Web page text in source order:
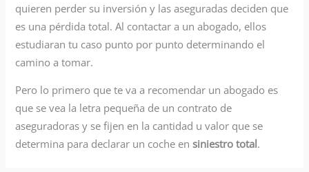
quieren perder su inversión y las aseguradas deciden que
es una pérdida total. Al contactar a un abogado, ellos
estudiaran tu caso punto por punto determinando el
camino a tomar.
Pero lo primero que te va a recomendar un abogado es
que se vea la letra pequeña de un contrato de
aseguradoras y se fijen en la cantidad u valor que se
determina para declarar un coche ensiniestro total.